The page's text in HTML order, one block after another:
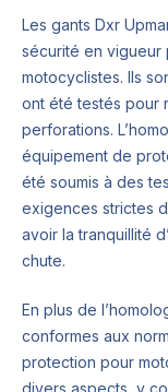
Les gants Dxr
sécurité en vigueur
motocyclistes. Ils
ont été testés pour
perforations.
équipement de
été soumis à des
exigences strictes
avoir la tranquillité
chute.
En plus de
conformes aux
protection pour